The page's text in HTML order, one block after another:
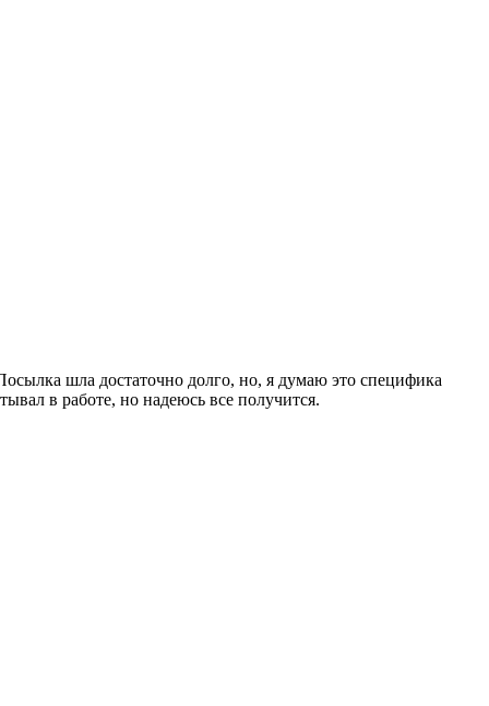
шла достаточно долго, но, я думаю это специфика
в работе, но надеюсь все получится.